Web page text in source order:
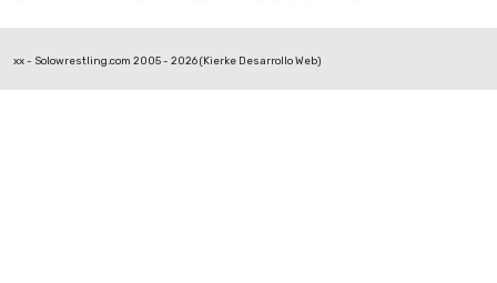
xx - Solowrestling.com 2005 - 2026 (Kierke Desarrollo Web)